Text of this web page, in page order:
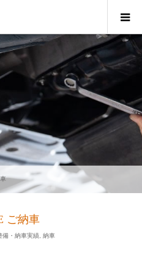
ご納車
備・納車実績, 納車